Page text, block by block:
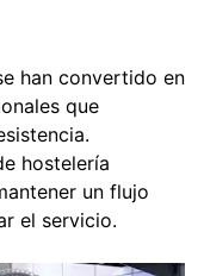
han convertido en
que
hostelería
un flujo
el servicio.